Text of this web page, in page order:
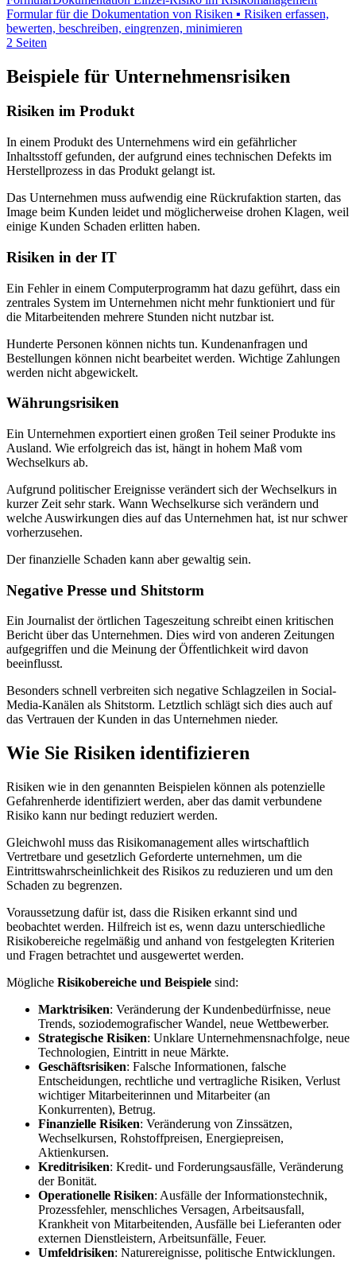
Formular für die Dokumentation von Risiken ▪ Risiken erfassen,
bewerten, beschreiben, eingrenzen, minimieren
2 Seiten
Beispiele für Unternehmensrisiken
Risiken im Produkt
In einem Produkt des Unternehmens wird ein gefährlicher
Inhaltsstoff gefunden, der aufgrund eines technischen Defekts im
Herstellprozess in das Produkt gelangt ist.
Das Unternehmen muss aufwendig eine Rückrufaktion starten, das
Image beim Kunden leidet und möglicherweise drohen Klagen, weil
einige Kunden Schaden erlitten haben.
Risiken in der IT
Ein Fehler in einem Computerprogramm hat dazu geführt, dass ein
zentrales System im Unternehmen nicht mehr funktioniert und für
die Mitarbeitenden mehrere Stunden nicht nutzbar ist.
Hunderte Personen können nichts tun. Kundenanfragen und
Bestellungen können nicht bearbeitet werden. Wichtige Zahlungen
werden nicht abgewickelt.
Währungsrisiken
Ein Unternehmen exportiert einen großen Teil seiner Produkte ins
Ausland. Wie erfolgreich das ist, hängt in hohem Maß vom
Wechselkurs ab.
Aufgrund politischer Ereignisse verändert sich der Wechselkurs in
kurzer Zeit sehr stark. Wann Wechselkurse sich verändern und
welche Auswirkungen dies auf das Unternehmen hat, ist nur schwer
vorherzusehen.
Der finanzielle Schaden kann aber gewaltig sein.
Negative Presse und Shitstorm
Ein Journalist der örtlichen Tageszeitung schreibt einen kritischen
Bericht über das Unternehmen. Dies wird von anderen Zeitungen
aufgegriffen und die Meinung der Öffentlichkeit wird davon
beeinflusst.
Besonders schnell verbreiten sich negative Schlagzeilen in Social-
Media-Kanälen als Shitstorm. Letztlich schlägt sich dies auch auf
das Vertrauen der Kunden in das Unternehmen nieder.
Wie Sie Risiken identifizieren
Risiken wie in den genannten Beispielen können als potenzielle
Gefahrenherde identifiziert werden, aber das damit verbundene
Risiko kann nur bedingt reduziert werden.
Gleichwohl muss das Risikomanagement alles wirtschaftlich
Vertretbare und gesetzlich Geforderte unternehmen, um die
Eintrittswahrscheinlichkeit des Risikos zu reduzieren und um den
Schaden zu begrenzen.
Voraussetzung dafür ist, dass die Risiken erkannt sind und
beobachtet werden. Hilfreich ist es, wenn dazu unterschiedliche
Risikobereiche regelmäßig und anhand von festgelegten Kriterien
und Fragen betrachtet und ausgewertet werden.
Mögliche Risikobereiche und Beispiele sind:
Marktrisiken: Veränderung der Kundenbedürfnisse, neue
Trends, soziodemografischer Wandel, neue Wettbewerber.
Strategische Risiken: Unklare Unternehmensnachfolge, neue
Technologien, Eintritt in neue Märkte.
Geschäftsrisiken: Falsche Informationen, falsche
Entscheidungen, rechtliche und vertragliche Risiken, Verlust
wichtiger Mitarbeiterinnen und Mitarbeiter (an
Konkurrenten), Betrug.
Finanzielle Risiken: Veränderung von Zinssätzen,
Wechselkursen, Rohstoffpreisen, Energiepreisen,
Aktienkursen.
Kreditrisiken: Kredit- und Forderungsausfälle, Veränderung
der Bonität.
Operationelle Risiken: Ausfälle der Informationstechnik,
Prozessfehler, menschliches Versagen, Arbeitsausfall,
Krankheit von Mitarbeitenden, Ausfälle bei Lieferanten oder
externen Dienstleistern, Arbeitsunfälle, Feuer.
Umfeldrisiken: Naturereignisse, politische Entwicklungen.